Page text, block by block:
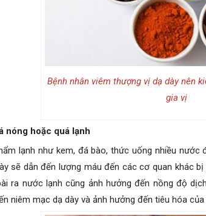
Bệnh nhân viêm thượng vị dạ dày nên
gia vị
nóng hoặc quá lạnh
lạnh như kem, đá bào, thức uống nhiều
sẽ dẫn đến lượng máu đến các cơ quan khác
ra nước lạnh cũng ảnh hưởng đến nồng độ
niêm mạc dạ dày và ảnh hưởng đến tiêu hóa của